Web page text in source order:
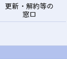
更新・解約等の
窓口